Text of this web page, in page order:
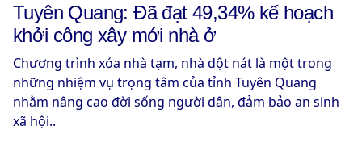
Tuyên Quang: Đã đạt 49,34% kế hoạch
khởi công xây mới nhà ở
Chương trình xóa nhà tạm, nhà dột nát là một trong
những nhiệm vụ trọng tâm của tỉnh Tuyên Quang
nhằm nâng cao đời sống người dân, đảm bảo an sinh
xã hội..